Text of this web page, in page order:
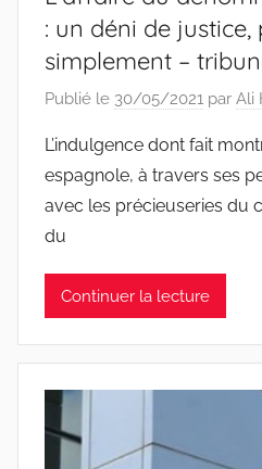
: un déni de
simplement –
Publié le 30/05/2021 par Ali
L’indulgence dont fait
espagnole, à travers ses
avec les précieuseries du
du
Continuer la lecture